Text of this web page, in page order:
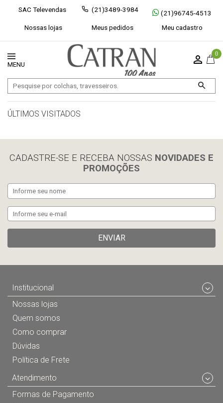
SAC Televendas (21)3489-3984
(21)96745-4513
Nossas lojas
Meus pedidos Meu cadastro
0
Exibir todos Fechar [×]
ÚLTIMOS VISITADOS
CADASTRE-SE E RECEBA NOSSAS NOVIDADES E
PROMOÇÕES
ENVIAR
Institucional
Nossas lojas
Quem somos
Como comprar
Dúvidas
Política de Frete
Atendimento
Formas de Pagamento